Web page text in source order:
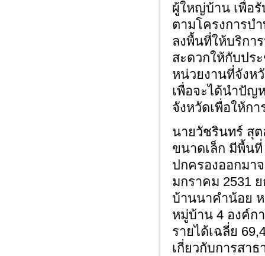
ผู้ใหญ่บ้าน เพื่อ
ตามโครงการบ
ลงพื้นที่ให้บริกา
สะดวกให้กับปร
หน่วยงานที่จังห
เพื่อจะได้นำปัญ
จังหวัดเพื่อให้ก
นายวัชรินทร์ สุต
ขนาดเล็ก มีพื้นที่
ปกครองออกมา
มกราคม 2531
บ้านนาคำน้อย
หมู่บ้าน 4 องค์ก
รายได้เฉลี่ย
เกี่ยวกับการสา